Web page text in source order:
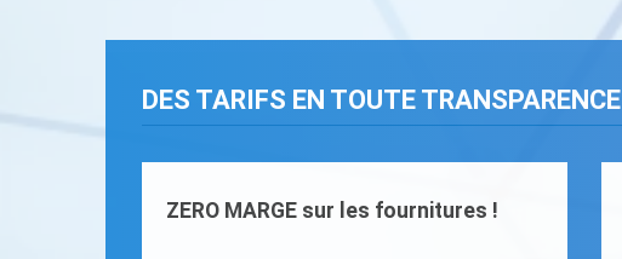
DES TARIFS EN TOUTE TRANSPARENCE
ZERO MARGE sur les fournitures !